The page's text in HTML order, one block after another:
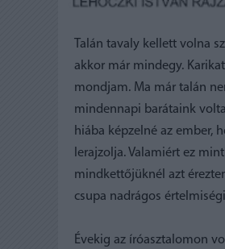
Talán tavaly kellett volna
akkor már mindegy.
mondjam. Ma már talán
mindennapi barátaink
hiába képzelné az ember,
lerajzolja. Valamiért ez
mindkettőjüknél azt
csupa nadrágos
Évekig az íróasztalomon